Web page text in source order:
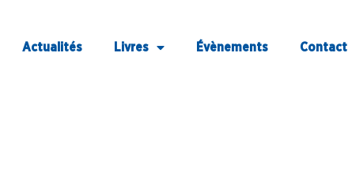
Actualités Livres Évènements Contact